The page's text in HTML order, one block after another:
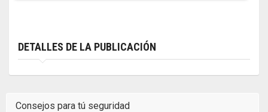
DETALLES DE LA PUBLICACIÓN
Consejos para tú seguridad